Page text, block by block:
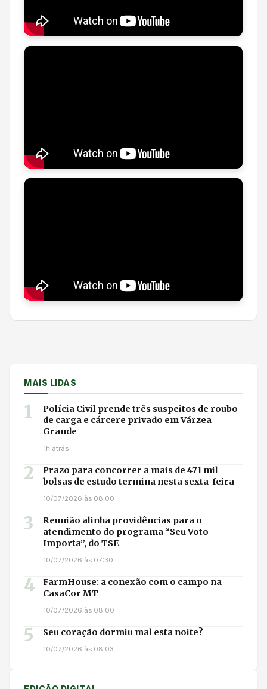
MAIS LIDAS
1
Polícia Civil prende três suspeitos de roubo
de carga e cárcere privado em Várzea
Grande
1h atrás
2
Prazo para concorrer a mais de 471 mil
bolsas de estudo termina nesta sexta-feira
10/07/2026 às 08:00
3
Reunião alinha providências para o
atendimento do programa “Seu Voto
Importa”, do TSE
10/07/2026 às 07:30
4
FarmHouse: a conexão com o campo na
CasaCor MT
10/07/2026 às 08:00
5 Seu coração dormiu mal esta noite?
10/07/2026 às 08:03